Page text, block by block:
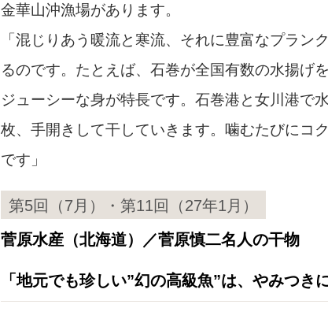
金華山沖漁場があります。
「混じりあう暖流と寒流、それに豊富なプラン
るのです。たとえば、石巻が全国有数の水揚げ
ジューシーな身が特長です。石巻港と女川港で
枚、手開きして干していきます。噛むたびにコ
です」
第5回（7月）・第11回（27年1月）
菅原水産（北海道）／菅原慎二名人の干物
「地元でも珍しい”幻の高級魚”は、やみつき